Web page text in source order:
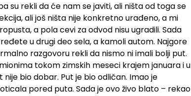
su rekli da će nam se javiti, ali ništa od toga se
ali još ništa nije konkretno urađeno, a mi
a pola cevi za odvod nisu ugradili. Sada
u drugi deo sela, a kamoli autom. Najgore
razgovoru rekli da nismo ni imali bolji put.
tokom zimskih meseci krajem januara i u
bio dobar. Put je bio odličan. Imao je
pored puta. Sada je ovo živo blato – rekao